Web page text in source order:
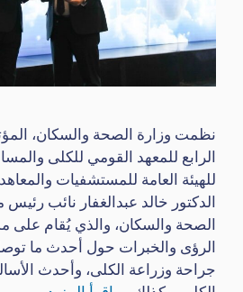
نظمت وزارة الصحة والسكان،
الرابع للمعهد القومي للكلى
للهيئة العامة للمستشفيات
الدكتور خالد عبدالغفار نائب
الصحة والسكان، والذي يُقام على
الرؤى والخبرات حول أحدث ما
جراحة وزراعة الكلى، وأحدث